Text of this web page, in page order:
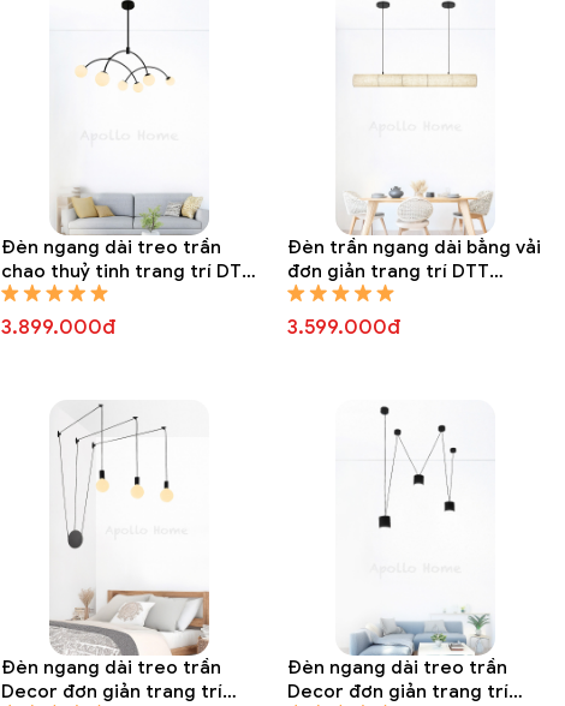
Đèn ngang dài treo trần
chao thuỷ tinh trang trí DTT
8327A
3.899.000đ
Đèn trần ngang dài bằng vải
đơn giản trang trí DTT
8326A
3.599.000đ
Đèn ngang dài treo trần
Decor đơn giản trang trí
Đèn ngang dài treo trần
Decor đơn giản trang trí